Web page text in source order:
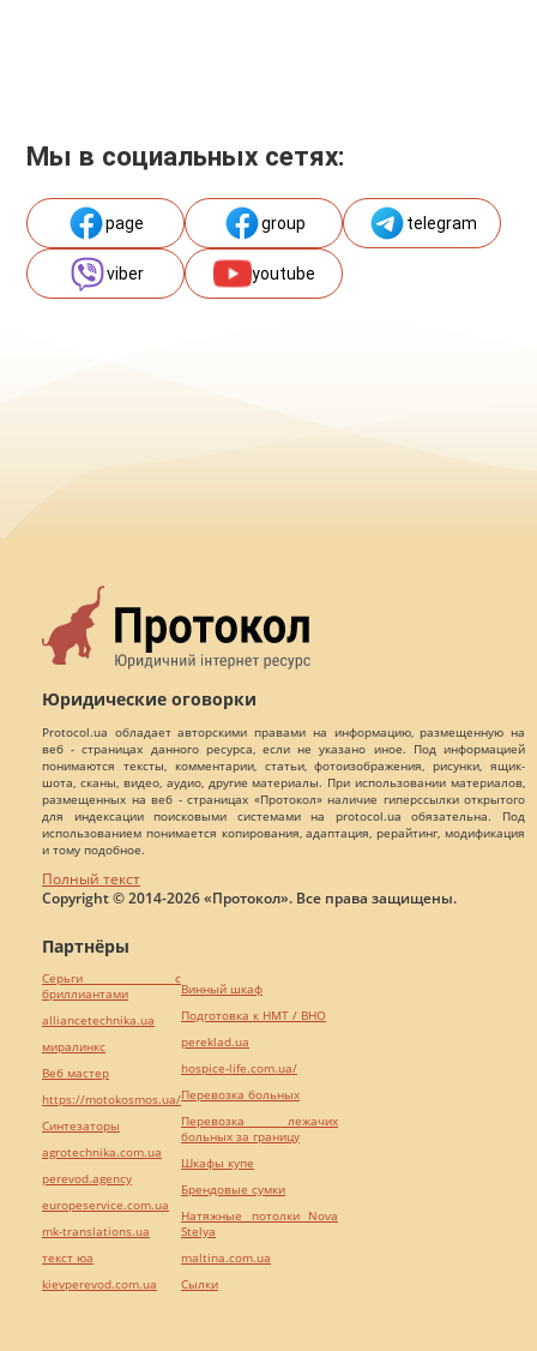
Мы в социальных сетях:
page group telegram
viber youtube
Юридические оговорки
Protocol.ua обладает авторскими правами на информацию, размещенную на
веб - страницах данного ресурса, если не указано иное. Под информацией
понимаются тексты, комментарии, статьи, фотоизображения, рисунки, ящик-
шота, сканы, видео, аудио, другие материалы. При использовании материалов,
размещенных на веб - страницах «Протокол» наличие гиперссылки открытого
для индексации поисковыми системами на protocol.ua обязательна. Под
использованием понимается копирования, адаптация, рерайтинг, модификация
и тому подобное.
Полный текст
Copyright © 2014-2026 «Протокол». Все права защищены.
Партнёры
Серьги с
бриллиантами
alliancetechnika.ua
миралинкс
Веб мастер
https://motokosmos.ua/
Синтезаторы
agrotechnika.com.ua
perevod.agency
europeservice.com.ua
mk-translations.ua
текст юа
kievperevod.com.ua
Винный шкаф
Подготовка к НМТ / ВНО
pereklad.ua
hospice-life.com.ua/
Перевозка больных
Перевозка лежачих
больных за границу
Шкафы купе
Брендовые сумки
Натяжные потолки Nova
Stelya
maltina.com.ua
Cылки